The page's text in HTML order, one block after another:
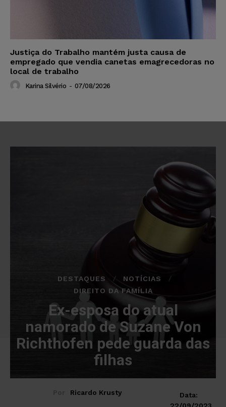
Justiça do Trabalho mantém justa causa de
empregado que vendia canetas emagrecedoras no
local de trabalho
Karina Silvério - 07/08/2026